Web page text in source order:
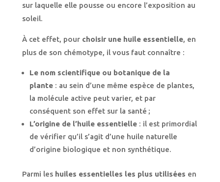
sur laquelle elle pousse ou encore l’exposition au
soleil.
À cet effet, pour choisir une huile essentielle, en
plus de son chémotype, il vous faut connaître :
Le nom scientifique ou botanique de la
plante : au sein d’une même espèce de plantes,
la molécule active peut varier, et par
conséquent son effet sur la santé ;
L’origine de l’huile essentielle : il est primordial
de vérifier qu’il s’agit d’une huile naturelle
d’origine biologique et non synthétique.
Parmi les huiles essentielles les plus utilisées en